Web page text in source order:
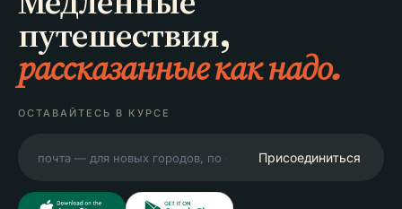
путешествия,
рассказанные как надо.
ОСТАВАЙТЕСЬ В КУРСЕ
Присоединиться